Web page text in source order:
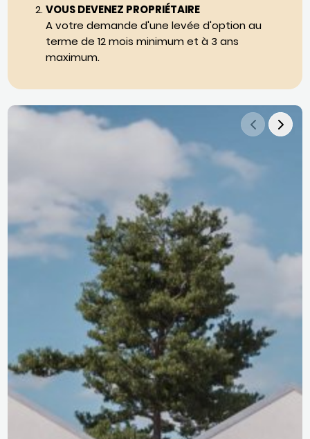
VOUS DEVENEZ PROPRIÉTAIRE
A votre demande d'une levée d'option au
terme de 12 mois minimum et à 3 ans
maximum.